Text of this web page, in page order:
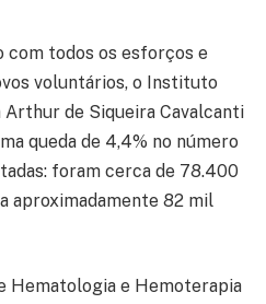
com todos os esforços e
voluntários, o Instituto
de Siqueira Cavalcanti
queda de 4,4% no número
foram cerca de 78.400
aproximadamente 82 mil
Hematologia e Hemoterapia